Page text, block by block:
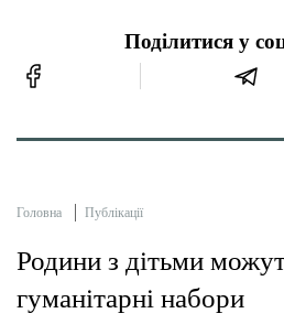
Поділитися у
Головна Публікації
Родини з дітьми
гуманітарні набори